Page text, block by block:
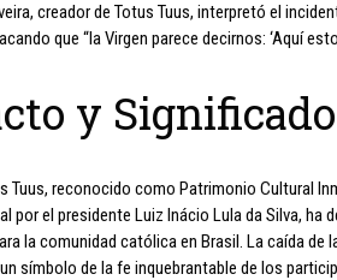
creador de Totus Tuus, interpretó el
que “la Virgen parece decirnos: ‘Aquí
y Significado
Tuus, reconocido como Patrimonio Cultural
por el presidente Luiz Inácio Lula da Silva,
la comunidad católica en Brasil. La caída de
símbolo de la fe inquebrantable de los